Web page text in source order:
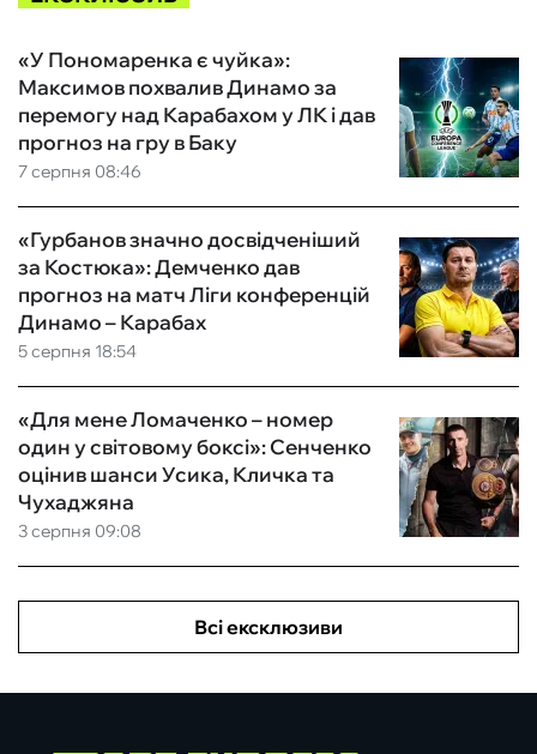
7 серпня 08:46
«У Пономаренка є чуйка»:
Максимов похвалив Динамо за
перемогу над Карабахом у ЛК і дав
прогноз на гру в Баку
5 серпня 18:54
«Гурбанов значно досвідченіший
за Костюка»: Демченко дав
прогноз на матч Ліги конференцій
Динамо – Карабах
3 серпня 09:08
«Для мене Ломаченко – номер
один у світовому боксі»: Сенченко
оцінив шанси Усика, Кличка та
Чухаджяна
Всі ексклюзиви